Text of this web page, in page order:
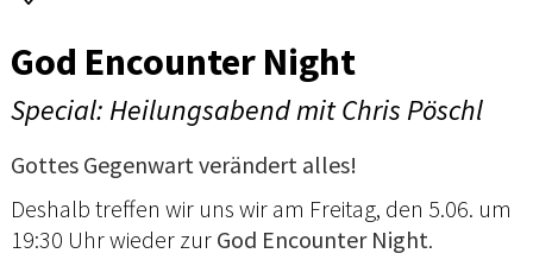
God Encounter Night
Special: Heilungsabend mit Chris Pöschl
Gottes Gegenwart verändert alles!
Deshalb treffen wir uns wir am Freitag, den 5.06. um
19:30 Uhr wieder zur God Encounter Night.